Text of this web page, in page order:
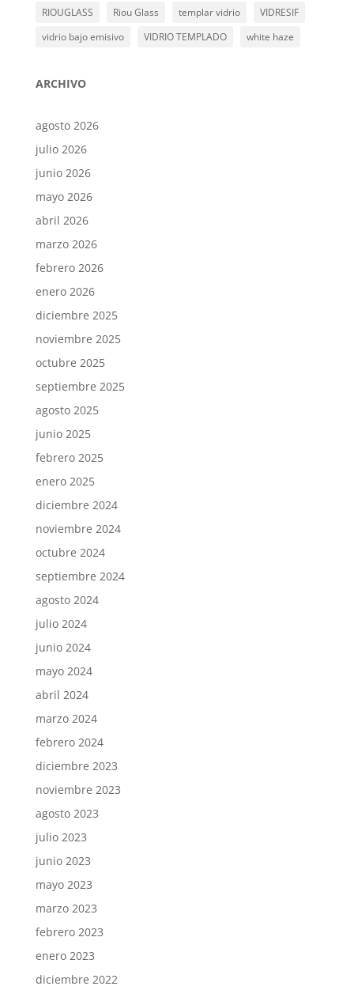
RIOUGLASS
Riou Glass templar vidrio
VIDRESIF
vidrio bajo emisivo
VIDRIO TEMPLADO white haze
ARCHIVO
agosto 2026
julio 2026
junio 2026
mayo 2026
abril 2026
marzo 2026
febrero 2026
enero 2026
diciembre 2025
noviembre 2025
octubre 2025
septiembre 2025
agosto 2025
junio 2025
febrero 2025
enero 2025
diciembre 2024
noviembre 2024
octubre 2024
septiembre 2024
agosto 2024
julio 2024
junio 2024
mayo 2024
abril 2024
marzo 2024
febrero 2024
diciembre 2023
noviembre 2023
agosto 2023
julio 2023
junio 2023
mayo 2023
marzo 2023
febrero 2023
enero 2023
diciembre 2022